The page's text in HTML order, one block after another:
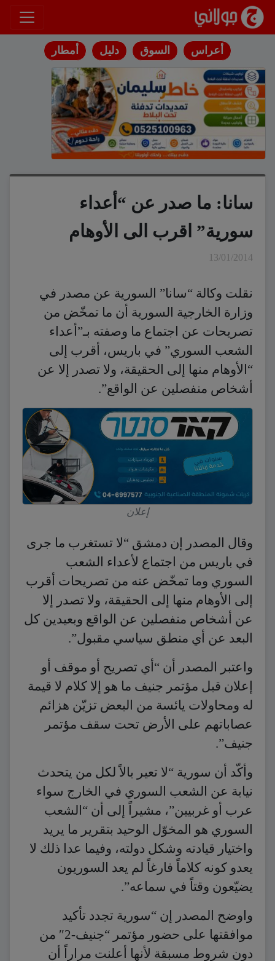
انتقل إلى المحتوى
أعراس السوق دليل أمطار
سانا: ما صدر عن “أعداء
سورية” اقرب الى الأوهام
13/01/2014
نقلت وكالة “سانا” السورية عن مصدر في
وزارة الخارجية السورية أن ما تمخّض من
تصريحات عن اجتماع ما وصفته بـ”أعداء
الشعب السوري” في باريس، أقرب إلى
“الأوهام منها إلى الحقيقة، ولا تصدر إلا عن
أشخاص منفصلين عن الواقع”.
إعلان
وقال المصدر إن دمشق “لا تستغرب ما جرى
في باريس من اجتماع لأعداء الشعب
السوري وما تمخّض عنه من تصريحات أقرب
إلى الأوهام منها إلى الحقيقة، ولا تصدر إلا
عن أشخاص منفصلين عن الواقع وبعيدين كل
البعد عن أي منطق سياسي مقبول”.
واعتبر المصدر أن “أي تصريح أو موقف أو
إعلان قبل مؤتمر جنيف ما هو إلا كلام لا قيمة
له ومحاولات يائسة من البعض تزيّن هزائم
عصاباتهم على الأرض تحت سقف مؤتمر
جنيف”.
وأكّد أن سورية “لا تعير بالاً لكل من يتحدث
نيابة عن الشعب السوري في الخارج سواء
عرب أو غربيين”، مشيراً إلى أن “الشعب
السوري هو المخوّل الوحيد بتقرير ما يريد
واختيار قيادته وشكل دولته، وفيما عدا ذلك لا
يعدو كونه كلاماً فارغاً لم يعد السوريون
يضيّعون وقتاً في سماعه”.
واوضح المصدر إن “سورية تجدد تأكيد
موافقتها على حضور مؤتمر “جنيف-2″ من
دون شروط مسبقة لأنها أعلنت مراراً أن